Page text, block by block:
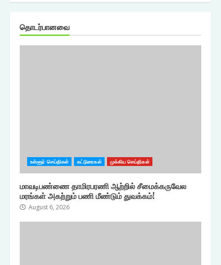
தொடர்பானவை
உள்ளூர் செய்திகள் கட்டுரைகள் முக்கிய செய்திகள்
மாவடிபண்ணை தாமிரபரணி ஆற்றில் சீமைக்கருவேல
மரங்கள் அகற்றும் பணி மீண்டும் துவக்கம்!
August 6, 2026